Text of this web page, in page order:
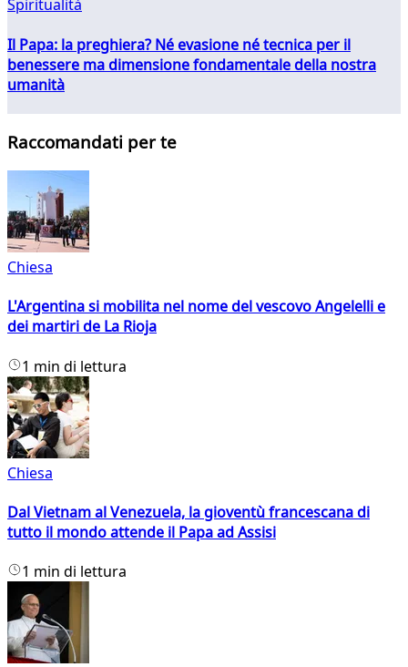
Spiritualità
Il Papa: la preghiera? Né evasione né tecnica per il
benessere ma dimensione fondamentale della nostra
umanità
Raccomandati per te
Chiesa
L'Argentina si mobilita nel nome del vescovo Angelelli e
dei martiri de La Rioja
1 min di lettura
Chiesa
Dal Vietnam al Venezuela, la gioventù francescana di
tutto il mondo attende il Papa ad Assisi
1 min di lettura